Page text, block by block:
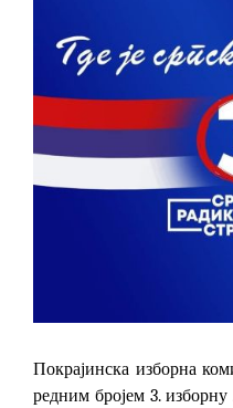
Покрајинска изборна
редним бројем 3.